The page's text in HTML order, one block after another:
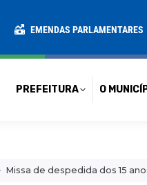
EMENDAS PARLAMENTARES
PREFEITURA O
Missa de despedida dos 15